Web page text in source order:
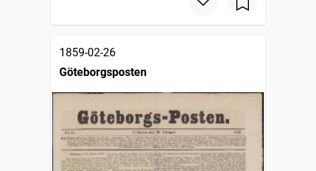
1859-02-26
Göteborgsposten